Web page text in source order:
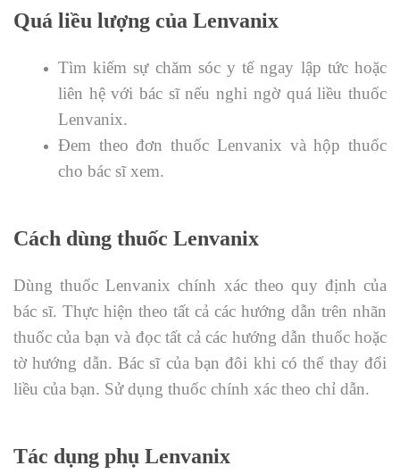
Quá liều lượng của Lenvanix
Tìm kiếm sự chăm sóc y tế ngay lập tức hoặc
liên hệ với bác sĩ nếu nghi ngờ quá liều thuốc
Lenvanix.
Đem theo đơn thuốc Lenvanix và hộp thuốc
cho bác sĩ xem.
Cách dùng thuốc Lenvanix
Dùng thuốc Lenvanix chính xác theo quy định của
bác sĩ. Thực hiện theo tất cả các hướng dẫn trên nhãn
thuốc của bạn và đọc tất cả các hướng dẫn thuốc hoặc
tờ hướng dẫn. Bác sĩ của bạn đôi khi có thể thay đổi
liều của bạn. Sử dụng thuốc chính xác theo chỉ dẫn.
Tác dụng phụ Lenvanix